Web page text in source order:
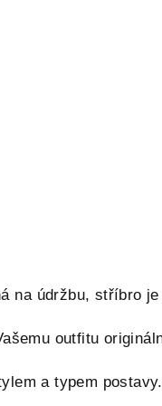
na údržbu, stříbro
outfitu
a typem postavy.